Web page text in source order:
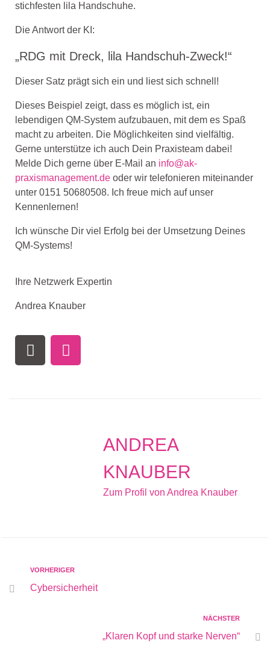
stichfesten lila Handschuhe.
Die Antwort der KI:
„RDG mit Dreck, lila Handschuh-Zweck!“
Dieser Satz prägt sich ein und liest sich schnell!
Dieses Beispiel zeigt, dass es möglich ist, ein
lebendigen QM-System aufzubauen, mit dem es Spaß
macht zu arbeiten. Die Möglichkeiten sind vielfältig.
Gerne unterstütze ich auch Dein Praxisteam dabei!
Melde Dich gerne über E-Mail an info@ak-
praxismanagement.de oder wir telefonieren miteinander
unter 0151 50680508. Ich freue mich auf unser
Kennenlernen!
Ich wünsche Dir viel Erfolg bei der Umsetzung Deines
QM-Systems!
Ihre Netzwerk Expertin
Andrea Knauber
ANDREA
KNAUBER
Zum Profil von Andrea Knauber
VORHERIGER
Cybersicherheit
NÄCHSTER
„Klaren Kopf und starke Nerven“